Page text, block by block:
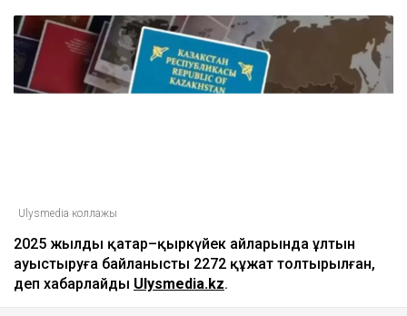
Ulysmedia коллажы
2025 жылдың қаңтар–қыркүйек айларында ұлтын
ауыстыруға байланысты 2272 құжат толтырылған,
деп хабарлайды Ulysmedia.kz.